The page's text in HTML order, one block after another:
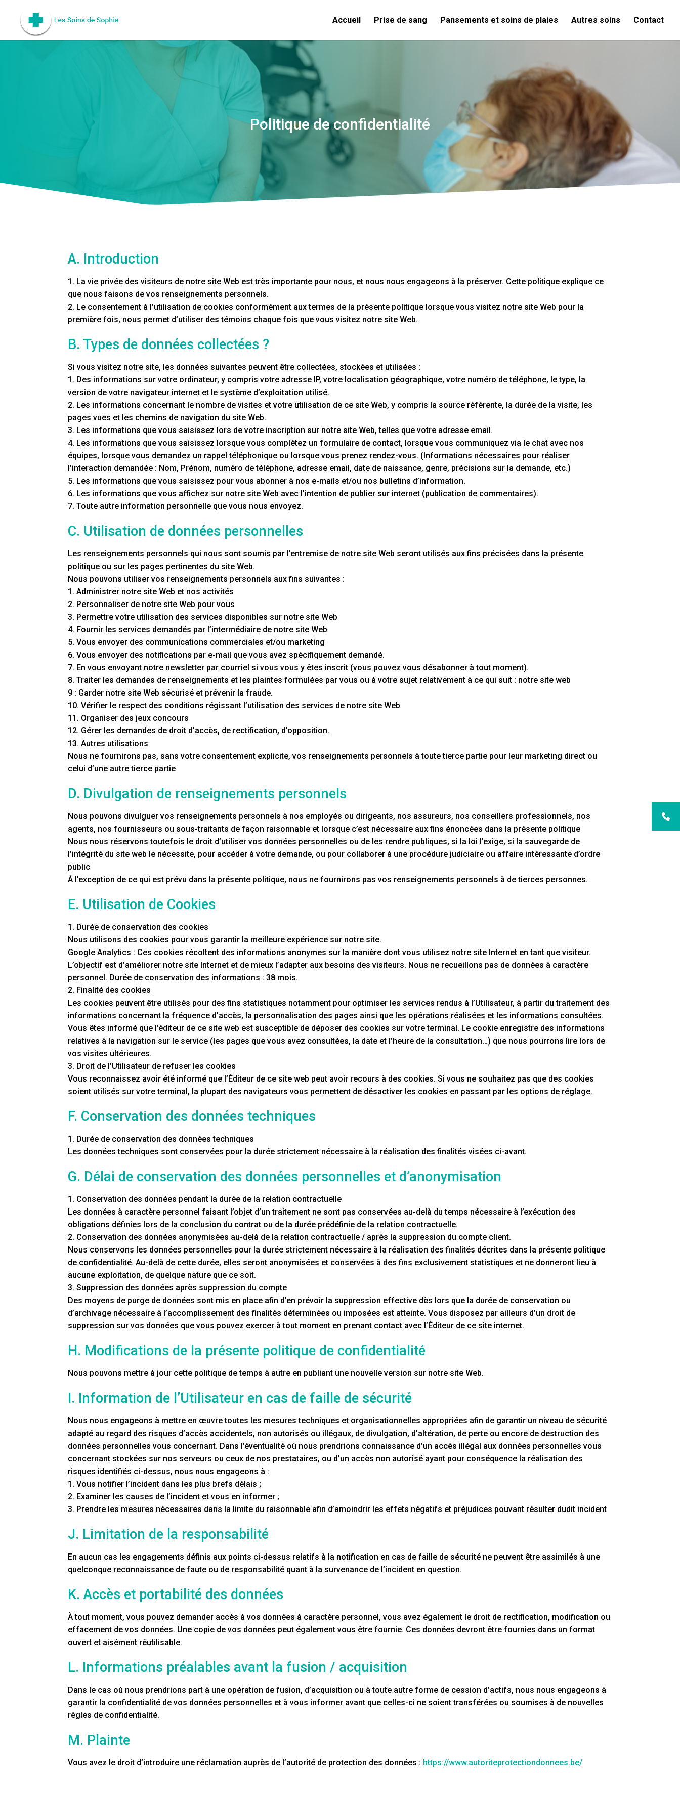
Accueil Prise de sang Pansements et soins de plaies Autres soins Contact
Politique de confidentialité
A. Introduction
1. La vie privée des visiteurs de notre site Web est très importante pour nous, et nous nous engageons à la préserver. Cette politique explique ce
que nous faisons de vos renseignements personnels.
2. Le consentement à l’utilisation de cookies conformément aux termes de la présente politique lorsque vous visitez notre site Web pour la
première fois, nous permet d’utiliser des témoins chaque fois que vous visitez notre site Web.
B. Types de données collectées ?
Si vous visitez notre site, les données suivantes peuvent être collectées, stockées et utilisées :
1. Des informations sur votre ordinateur, y compris votre adresse IP, votre localisation géographique, votre numéro de téléphone, le type, la
version de votre navigateur internet et le système d’exploitation utilisé.
2. Les informations concernant le nombre de visites et votre utilisation de ce site Web, y compris la source référente, la durée de la visite, les
pages vues et les chemins de navigation du site Web.
3. Les informations que vous saisissez lors de votre inscription sur notre site Web, telles que votre adresse email.
4. Les informations que vous saisissez lorsque vous complétez un formulaire de contact, lorsque vous communiquez via le chat avec nos
équipes, lorsque vous demandez un rappel téléphonique ou lorsque vous prenez rendez-vous. (Informations nécessaires pour réaliser
l’interaction demandée : Nom, Prénom, numéro de téléphone, adresse email, date de naissance, genre, précisions sur la demande, etc.)
5. Les informations que vous saisissez pour vous abonner à nos e-mails et/ou nos bulletins d’information.
6. Les informations que vous affichez sur notre site Web avec l’intention de publier sur internet (publication de commentaires).
7. Toute autre information personnelle que vous nous envoyez.
C. Utilisation de données personnelles
Les renseignements personnels qui nous sont soumis par l’entremise de notre site Web seront utilisés aux fins précisées dans la présente
politique ou sur les pages pertinentes du site Web.
Nous pouvons utiliser vos renseignements personnels aux fins suivantes :
1. Administrer notre site Web et nos activités
2. Personnaliser de notre site Web pour vous
3. Permettre votre utilisation des services disponibles sur notre site Web
4. Fournir les services demandés par l’intermédiaire de notre site Web
5. Vous envoyer des communications commerciales et/ou marketing
6. Vous envoyer des notifications par e-mail que vous avez spécifiquement demandé.
7. En vous envoyant notre newsletter par courriel si vous vous y êtes inscrit (vous pouvez vous désabonner à tout moment).
8. Traiter les demandes de renseignements et les plaintes formulées par vous ou à votre sujet relativement à ce qui suit : notre site web
9 : Garder notre site Web sécurisé et prévenir la fraude.
10. Vérifier le respect des conditions régissant l’utilisation des services de notre site Web
11. Organiser des jeux concours
12. Gérer les demandes de droit d’accès, de rectification, d’opposition.
13. Autres utilisations
Nous ne fournirons pas, sans votre consentement explicite, vos renseignements personnels à toute tierce partie pour leur marketing direct ou
celui d’une autre tierce partie
D. Divulgation de renseignements personnels
Nous pouvons divulguer vos renseignements personnels à nos employés ou dirigeants, nos assureurs, nos conseillers professionnels, nos
agents, nos fournisseurs ou sous-traitants de façon raisonnable et lorsque c’est nécessaire aux fins énoncées dans la présente politique
Nous nous réservons toutefois le droit d’utiliser vos données personnelles ou de les rendre publiques, si la loi l’exige, si la sauvegarde de
l’intégrité du site web le nécessite, pour accéder à votre demande, ou pour collaborer à une procédure judiciaire ou affaire intéressante d’ordre
public
À l’exception de ce qui est prévu dans la présente politique, nous ne fournirons pas vos renseignements personnels à de tierces personnes.
E. Utilisation de Cookies
1. Durée de conservation des cookies
Nous utilisons des cookies pour vous garantir la meilleure expérience sur notre site.
Google Analytics : Ces cookies récoltent des informations anonymes sur la manière dont vous utilisez notre site Internet en tant que visiteur.
L’objectif est d’améliorer notre site Internet et de mieux l’adapter aux besoins des visiteurs. Nous ne recueillons pas de données à caractère
personnel. Durée de conservation des informations : 38 mois.
2. Finalité des cookies
Les cookies peuvent être utilisés pour des fins statistiques notamment pour optimiser les services rendus à l’Utilisateur, à partir du traitement des
informations concernant la fréquence d’accès, la personnalisation des pages ainsi que les opérations réalisées et les informations consultées.
Vous êtes informé que l’éditeur de ce site web est susceptible de déposer des cookies sur votre terminal. Le cookie enregistre des informations
relatives à la navigation sur le service (les pages que vous avez consultées, la date et l’heure de la consultation…) que nous pourrons lire lors de
vos visites ultérieures.
3. Droit de l’Utilisateur de refuser les cookies
Vous reconnaissez avoir été informé que l’Éditeur de ce site web peut avoir recours à des cookies. Si vous ne souhaitez pas que des cookies
soient utilisés sur votre terminal, la plupart des navigateurs vous permettent de désactiver les cookies en passant par les options de réglage.
F. Conservation des données techniques
1. Durée de conservation des données techniques
Les données techniques sont conservées pour la durée strictement nécessaire à la réalisation des finalités visées ci-avant.
G. Délai de conservation des données personnelles et d’anonymisation
1. Conservation des données pendant la durée de la relation contractuelle
Les données à caractère personnel faisant l’objet d’un traitement ne sont pas conservées au-delà du temps nécessaire à l’exécution des
obligations définies lors de la conclusion du contrat ou de la durée prédéfinie de la relation contractuelle.
2. Conservation des données anonymisées au-delà de la relation contractuelle / après la suppression du compte client.
Nous conservons les données personnelles pour la durée strictement nécessaire à la réalisation des finalités décrites dans la présente politique
de confidentialité. Au-delà de cette durée, elles seront anonymisées et conservées à des fins exclusivement statistiques et ne donneront lieu à
aucune exploitation, de quelque nature que ce soit.
3. Suppression des données après suppression du compte
Des moyens de purge de données sont mis en place afin d’en prévoir la suppression effective dès lors que la durée de conservation ou
d’archivage nécessaire à l’accomplissement des finalités déterminées ou imposées est atteinte. Vous disposez par ailleurs d’un droit de
suppression sur vos données que vous pouvez exercer à tout moment en prenant contact avec l’Éditeur de ce site internet.
H. Modifications de la présente politique de confidentialité
Nous pouvons mettre à jour cette politique de temps à autre en publiant une nouvelle version sur notre site Web.
I. Information de l’Utilisateur en cas de faille de sécurité
Nous nous engageons à mettre en œuvre toutes les mesures techniques et organisationnelles appropriées afin de garantir un niveau de sécurité
adapté au regard des risques d’accès accidentels, non autorisés ou illégaux, de divulgation, d’altération, de perte ou encore de destruction des
données personnelles vous concernant. Dans l’éventualité où nous prendrions connaissance d’un accès illégal aux données personnelles vous
concernant stockées sur nos serveurs ou ceux de nos prestataires, ou d’un accès non autorisé ayant pour conséquence la réalisation des
risques identifiés ci-dessus, nous nous engageons à :
1. Vous notifier l’incident dans les plus brefs délais ;
2. Examiner les causes de l’incident et vous en informer ;
3. Prendre les mesures nécessaires dans la limite du raisonnable afin d’amoindrir les effets négatifs et préjudices pouvant résulter dudit incident
J. Limitation de la responsabilité
En aucun cas les engagements définis aux points ci-dessus relatifs à la notification en cas de faille de sécurité ne peuvent être assimilés à une
quelconque reconnaissance de faute ou de responsabilité quant à la survenance de l’incident en question.
K. Accès et portabilité des données
À tout moment, vous pouvez demander accès à vos données à caractère personnel, vous avez également le droit de rectification, modification ou
effacement de vos données. Une copie de vos données peut également vous être fournie. Ces données devront être fournies dans un format
ouvert et aisément réutilisable.
L. Informations préalables avant la fusion / acquisition
Dans le cas où nous prendrions part à une opération de fusion, d’acquisition ou à toute autre forme de cession d’actifs, nous nous engageons à
garantir la confidentialité de vos données personnelles et à vous informer avant que celles-ci ne soient transférées ou soumises à de nouvelles
règles de confidentialité.
M. Plainte
Vous avez le droit d’introduire une réclamation auprès de l’autorité de protection des données : https://www.autoriteprotectiondonnees.be/